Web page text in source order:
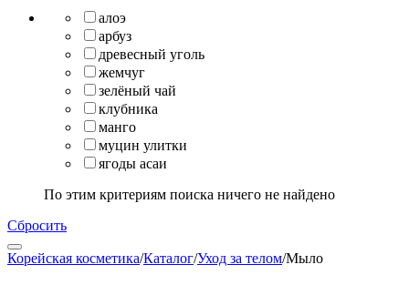
алоэ
арбуз
древесный уголь
жемчуг
зелёный чай
клубника
манго
муцин улитки
ягоды асаи
По этим критериям поиска ничего не найдено
Сбросить
Корейская косметика/Каталог/Уход за телом/Мыло